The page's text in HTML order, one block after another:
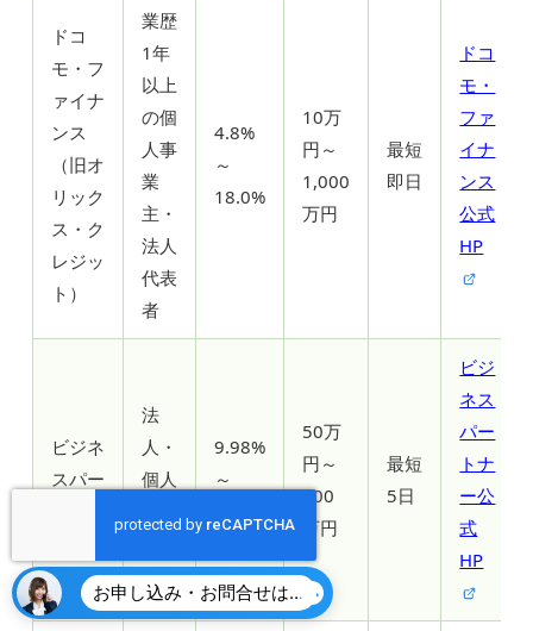
ドコ
モ・フ
ァイナ
ンス
（旧オ
リック
ス・ク
レジッ
ト）
業歴
1年
以上
の個
人事
業
主・
法人
代表
者
4.8%
～
18.0%
10万
円～
1,000
万円
最短
即日
ドコ
モ・
ファ
イナ
ンス
公式
HP
ビジネ
スパー
法
人・
個人
9.98%
～
50万
円～
500
万円
最短
5日
ビジ
ネス
パー
トナ
ー公
式
HP
お申し込み・お問合せはこちら